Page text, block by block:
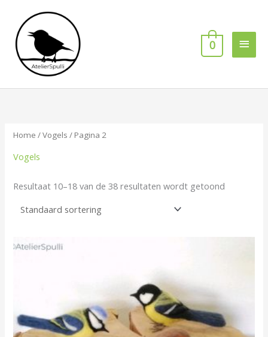
inhoud
0
Home /Vogels / Pagina 2
Vogels
Resultaat 10–18 van de 38 resultaten wordt getoond